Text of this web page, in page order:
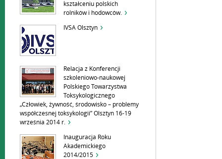
kształceniu polskich
rolników i hodowców.
IVSA Olsztyn
Relacja z Konferencji
szkoleniowo-naukowej
Polskiego Towarzystwa
Toksykologicznego
„Człowiek, żywność, środowisko – problemy
współczesnej toksykologii” Olsztyn 16-19
września 2014 r.
Inauguracja Roku
Akademickiego
2014/2015